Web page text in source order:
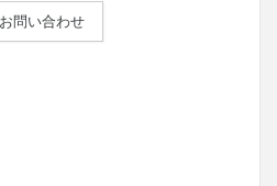
お問い合わせ